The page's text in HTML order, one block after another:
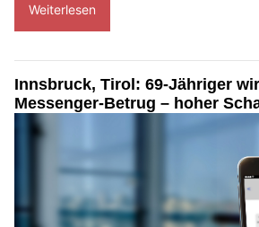
Weiterlesen
Innsbruck, Tirol: 69-Jähriger
Messenger-Betrug – hoher